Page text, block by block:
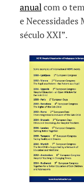
anual com o
e Necessidades
século XXI”.